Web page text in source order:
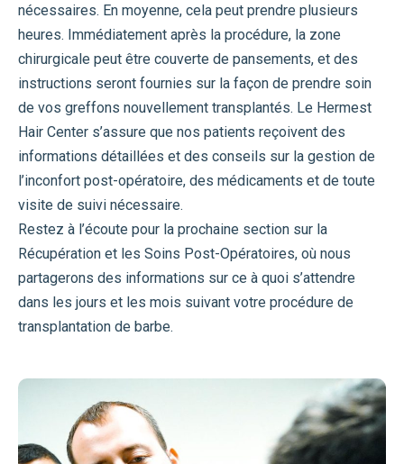
nécessaires. En moyenne, cela peut prendre plusieurs
heures. Immédiatement après la procédure, la zone
chirurgicale peut être couverte de pansements, et des
instructions seront fournies sur la façon de prendre soin
de vos greffons nouvellement transplantés. Le Hermest
Hair Center s’assure que nos patients reçoivent des
informations détaillées et des conseils sur la gestion de
l’inconfort post-opératoire, des médicaments et de toute
visite de suivi nécessaire.
Restez à l’écoute pour la prochaine section sur la
Récupération et les Soins Post-Opératoires, où nous
partagerons des informations sur ce à quoi s’attendre
dans les jours et les mois suivant votre procédure de
transplantation de barbe.